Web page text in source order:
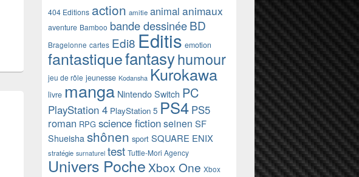
404 Editions action amitie animal animaux
aventure Bamboo bande dessinéeBD
Bragelonne cartes Edi8 Editis emotion
fantastiquefantasyhumour
jeu de rôle jeunesse Kodansha Kurokawa
livre manga Nintendo Switch PC
PlayStation 4 PlayStation 5 PS4 PS5
roman RPG science fictionseinen SF
Shueisha shônen sport SQUARE ENIX
stratégie surnaturel test Tuttle-Mori Agency
Univers Poche Xbox One Xbox